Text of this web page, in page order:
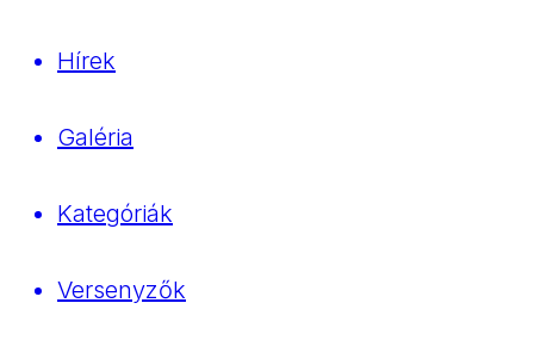
Hírek
Galéria
Kategóriák
Versenyzők